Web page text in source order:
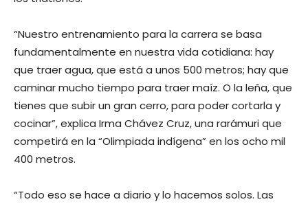
“Nuestro entrenamiento para la carrera se basa
fundamentalmente en nuestra vida cotidiana: hay
que traer agua, que está a unos 500 metros; hay que
caminar mucho tiempo para traer maíz. O la leña, que
tienes que subir un gran cerro, para poder cortarla y
cocinar”, explica Irma Chávez Cruz, una rarámuri que
competirá en la “Olimpiada indígena” en los ocho mil
400 metros.
“Todo eso se hace a diario y lo hacemos solos. Las